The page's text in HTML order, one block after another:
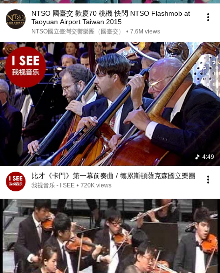
NTSO 國臺交 歡慶70 桃機 快閃 NTSO Flashmob at
Taoyuan Airport Taiwan 2015
NTSO國立臺灣交響樂團（國臺交） • 7.6M views
4:49
比才《卡門》第一幕前奏曲 / 德累斯頓薩克森國立樂團
我视音乐 - I SEE • 720K views